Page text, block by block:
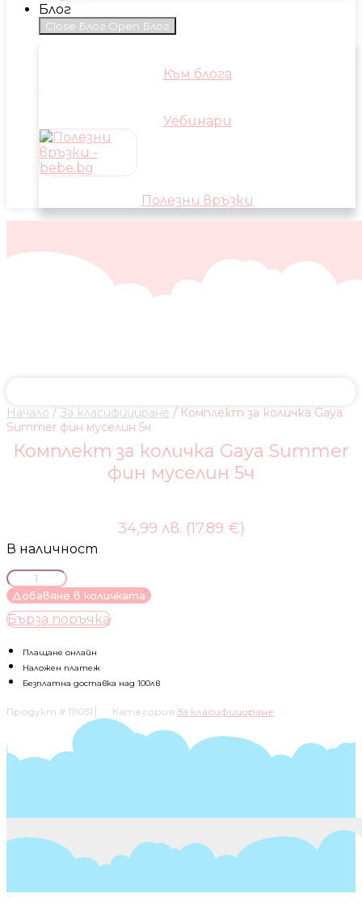
Блог
Close Блог Open Блог
Към блога
Уебинари
Полезни връзки
Начало / За класифициране / Комплект за количка Gaya
Summer фин муселин 5ч
Комплект за количка Gaya Summer
фин муселин 5ч
34,99 лв. (17.89 €)
В наличност
количество
за
Комплект
за
Gaya
Summer
фин
5ч
Добавяне в количката
Бърза поръчка
Плащане онлайн
Наложен платеж
Безплатна доставка над 100лв
Продукт # 111051 Категория За класифициране